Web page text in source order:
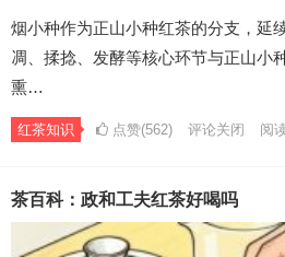
烟小种作为正山小种红茶的分支，延
凋、揉捻、发酵等核心环节与正山小
熏…
红茶知识 点赞(562) 评论关闭 阅
茶百科：政和工夫红茶好喝吗